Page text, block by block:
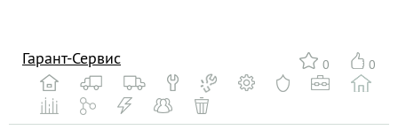
0 0
Гарант-Сервис